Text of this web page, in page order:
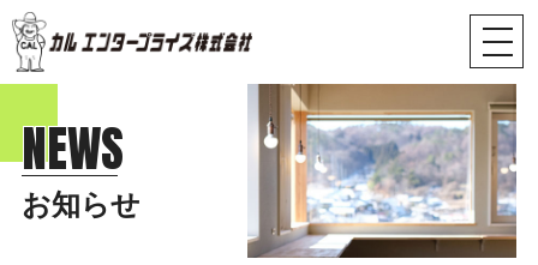
NEWS
お知らせ